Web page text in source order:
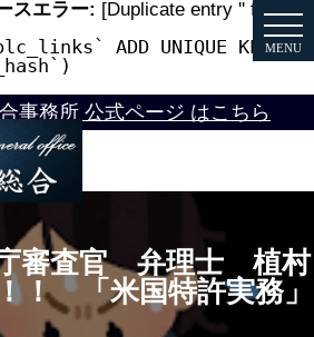
スエラー: [Duplicate entry '' for key
ADD UNIQUE KEY
事務所 公式ページ はこちら
MENU
庁審査官 弁理士 植村
！ 「米国特許実務」